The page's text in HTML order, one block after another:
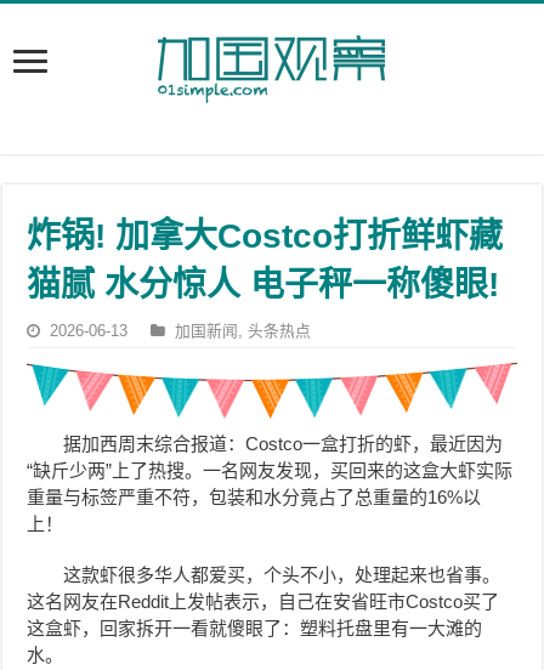
炸锅! 加拿大Costco打折鲜虾藏
猫腻 水分惊人 电子秤一称傻眼!
2026-06-13 加国新闻 ,头条热点
据加西周末综合报道：Costco一盒打折的虾，最近因为
“缺斤少两”上了热搜。一名网友发现，买回来的这盒大虾实际
重量与标签严重不符，包装和水分竟占了总重量的16%以
上！
这款虾很多华人都爱买，个头不小，处理起来也省事。
这名网友在Reddit上发帖表示，自己在安省旺市Costco买了
这盒虾，回家拆开一看就傻眼了：塑料托盘里有一大滩的
水。